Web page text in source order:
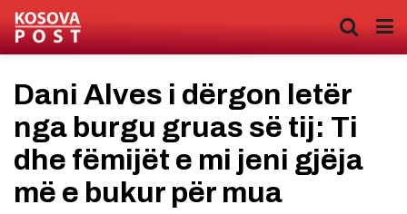
Dani Alves i dërgon letër
nga burgu gruas së tij: Ti
dhe fëmijët e mi jeni gjëja
më e bukur për mua